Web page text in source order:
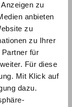
zu
anbieten
zu
zu Ihrer
für
Für diese
Mit Klick auf
dazu.